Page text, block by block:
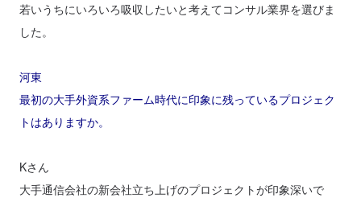
若いうちにいろいろ吸収したいと考えてコンサル業界を選びま
した。
河東
最初の大手外資系ファーム時代に印象に残っているプロジェク
トはありますか。
Kさん
大手通信会社の新会社立ち上げのプロジェクトが印象深いで